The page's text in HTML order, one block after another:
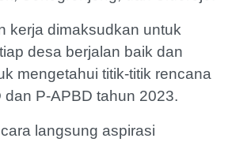
kerja dimaksudkan untuk
desa berjalan baik dan
mengetahui titik-titik rencana
P-APBD tahun 2023.
langsung aspirasi